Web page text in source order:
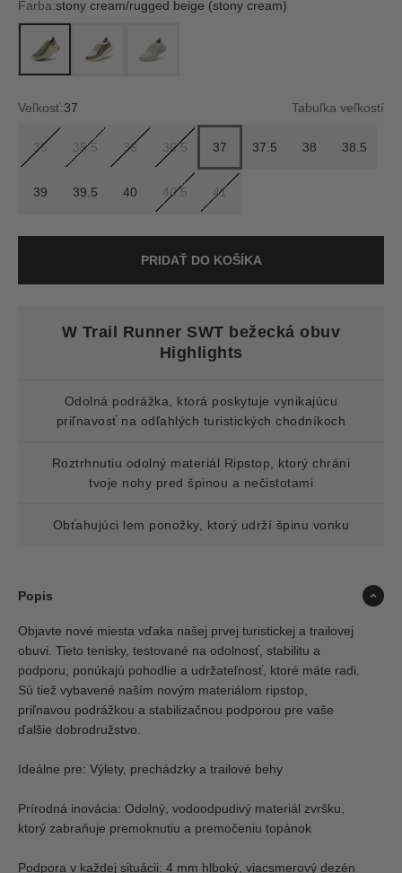
Farba:stony cream/rugged beige (stony cream)
stony cream/rugged beige (stony cream)
Hazy Cocoa/Dark Cocoa (Stony Cream)
Veľkosť:37 Tabuľka veľkostí
35 35.5 36 36.5 37 37.5 38 38.5
39 39.5 40 40.5 41
PRIDAŤ DO KOŠÍKA
W Trail Runner SWT bežecká obuv
Highlights
Odolná podrážka, ktorá poskytuje vynikajúcu
priľnavosť na odľahlých turistických chodníkoch
Roztrhnutiu odolný materiál Ripstop, ktorý chráni
tvoje nohy pred špinou a nečistotami
Obťahujúci lem ponožky, ktorý udrží špinu vonku
Popis
Objavte nové miesta vďaka našej prvej turistickej a trailovej
obuvi. Tieto tenisky, testované na odolnosť, stabilitu a
podporu, ponúkajú pohodlie a udržateľnosť, ktoré máte radi.
Sú tiež vybavené naším novým materiálom ripstop,
priľnavou podrážkou a stabilizačnou podporou pre vaše
ďalšie dobrodružstvo.
Ideálne pre: Výlety, prechádzky a trailové behy
Prírodná inovácia: Odolný, vodoodpudivý materiál zvršku,
ktorý zabraňuje premoknutiu a premočeniu topánok
Podpora v každej situácii: 4 mm hlboký, viacsmerový dezén